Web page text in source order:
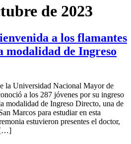
de 2023
a los flamantes
modalidad de Ingreso
la Universidad Nacional Mayor de
a los 287 jóvenes por su ingreso
modalidad de Ingreso Directo, una de
Marcos para estudiar en esta
estuvieron presentes el doctor,
[…]